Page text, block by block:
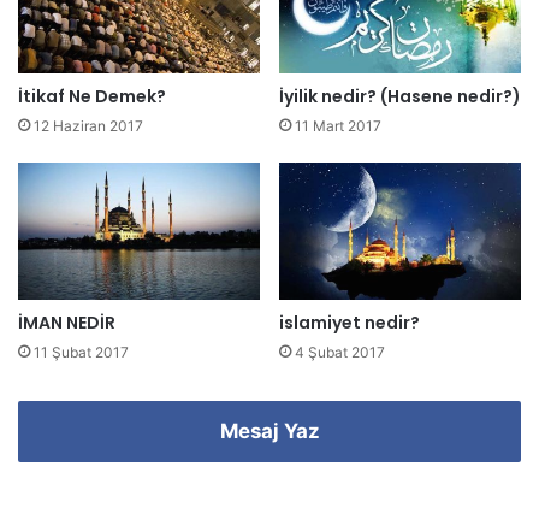
i
n
i
z
g
i
i
n
İtikaf Ne Demek?
12 Haziran 2017
İyilik nedir? (Hasene nedir?)
11 Mart 2017
İMAN NEDİR
11 Şubat 2017
islamiyet nedir?
4 Şubat 2017
Mesaj Yaz